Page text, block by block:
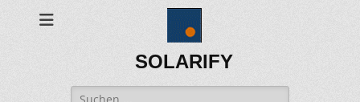
SOLARIFY
Suchen